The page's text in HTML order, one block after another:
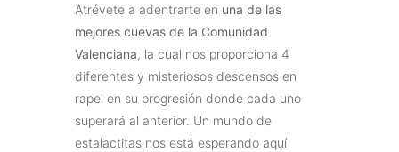
Atrévete a adentrarte en una de las
mejores cuevas de la Comunidad
Valenciana, la cual nos proporciona 4
diferentes y misteriosos descensos en
rapel en su progresión donde cada uno
superará al anterior. Un mundo de
estalactitas nos está esperando aquí